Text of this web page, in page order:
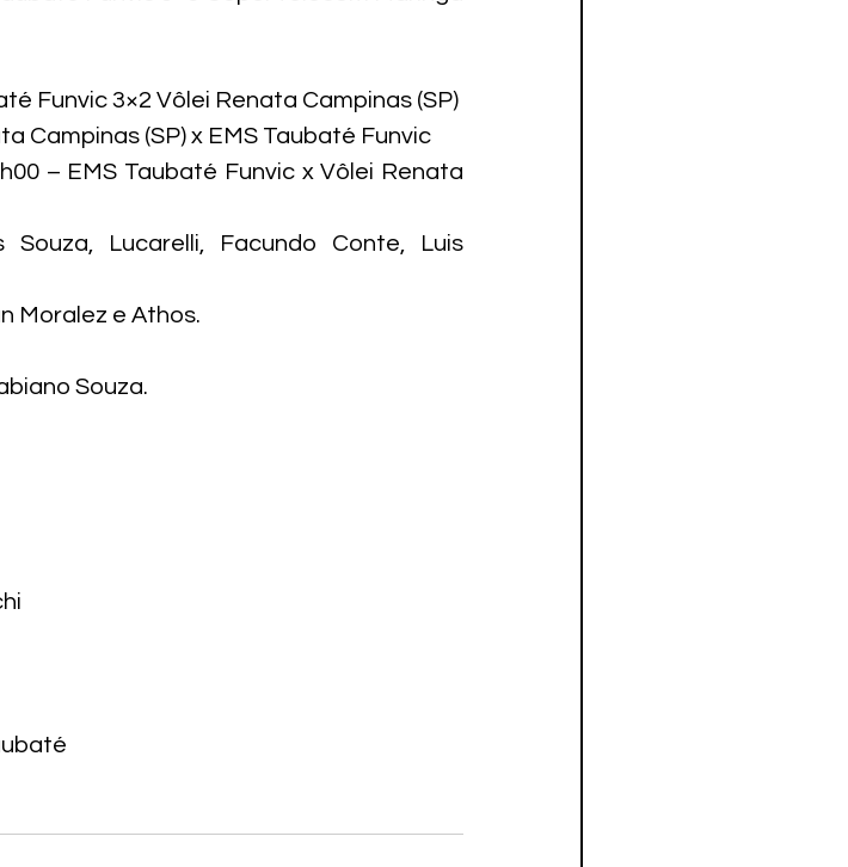
Funvic 3×2 Vôlei Renata Campinas (SP)
Campinas (SP) x EMS Taubaté Funvic
– EMS Taubaté Funvic x Vôlei Renata
Souza, Lucarelli, Facundo Conte, Luis
Moralez e Athos.
Souza.